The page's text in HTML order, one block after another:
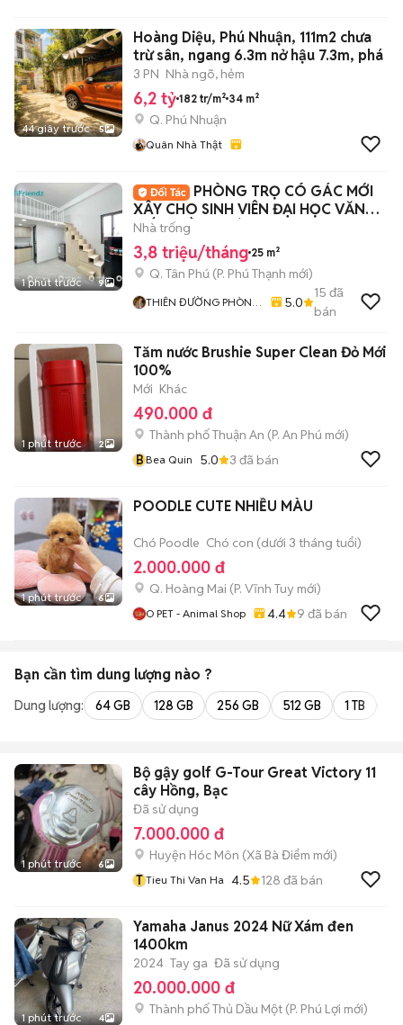
44 giây trước 5
Hoàng Diệu, Phú Nhuận, 111m2 chưa
trừ sân, ngang 6.3m nở hậu 7.3m, phá
3 PN Nhà ngõ, hẻm
6,2 tỷ 182 tr/m² 34 m²
Q. Phú Nhuận
Quân Nhà Thật
1 phút trước 9
PHÒNG TRỌ CÓ GÁC MỚI
XÂY CHO SINH VIÊN ĐẠI HỌC VĂN
HIẾN - HỒNG BÀNG
Nhà trống
3,8 triệu/tháng 25 m²
Q. Tân Phú (P. Phú Thạnh mới)
THIÊN ĐƯỜNG PHÒNG
5.0
15 đã
bán
1 phút trước 2
Tăm nước Brushie Super Clean Đỏ Mới
100%
Mới Khác
490.000 đ
Thành phố Thuận An (P. An Phú mới)
BBea Quin 5.0 3 đã bán
1 phút trước 6
POODLE CUTE NHIỀU MÀU
Chó Poodle Chó con (dưới 3 tháng tuổi)
2.000.000 đ
Q. Hoàng Mai (P. Vĩnh Tuy mới)
O PET - Animal Shop 4.4 9 đã bán
Bạn cần tìm dung lượng nào ?
Dung lượng: 64 GB 128 GB 256 GB 512 GB 1 TB
1 phút trước 6
Bộ gậy golf G-Tour Great Victory 11
cây Hồng, Bạc
Đã sử dụng
7.000.000 đ
Huyện Hóc Môn (Xã Bà Điểm mới)
T Tieu Thi Van Ha 4.5 128 đã bán
1 phút trước 4
Yamaha Janus 2024 Nữ Xám đen
1400km
2024 Tay ga Đã sử dụng
20.000.000 đ
Thành phố Thủ Dầu Một (P. Phú Lợi mới)